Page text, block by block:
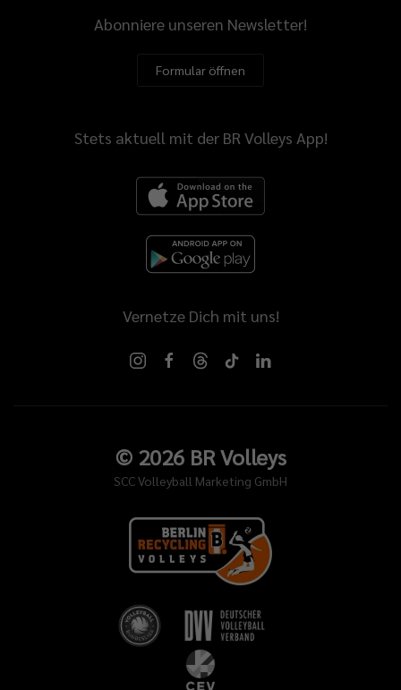
Abonniere unseren Newsletter!
Formular öffnen
Stets aktuell mit der BR Volleys App!
Vernetze Dich mit uns!
© 2026BR Volleys
SCC Volleyball Marketing GmbH